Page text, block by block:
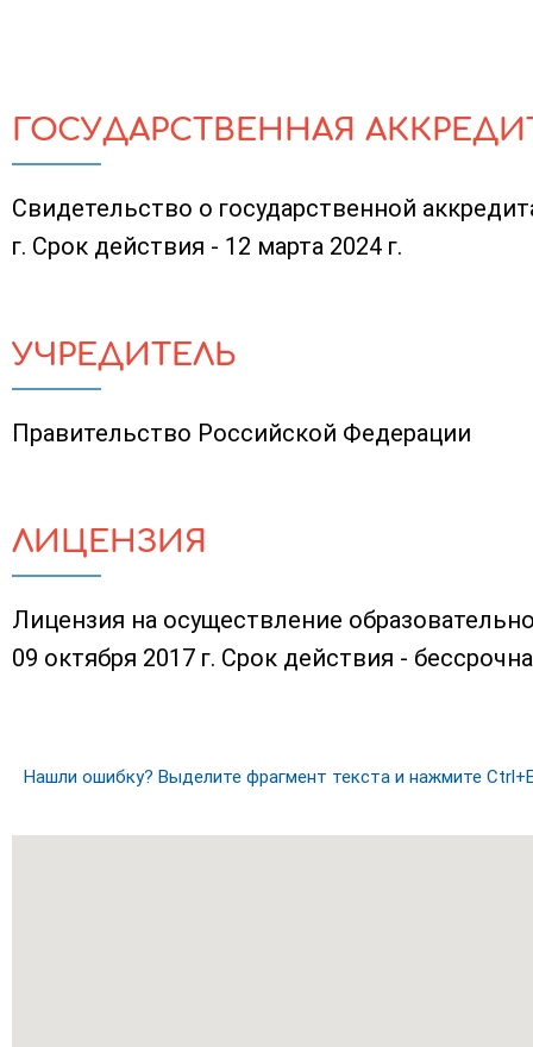
ГОСУДАРСТВЕННАЯ
Свидетельство о государственной
г. Срок действия - 12 марта 2024 г.
УЧРЕДИТЕЛЬ
Правительство Российской Федерации
ЛИЦЕНЗИЯ
Лицензия на осуществление
09 октября 2017 г. Срок действия -
Нашли ошибку? Выделите фрагмент текста и нажмите